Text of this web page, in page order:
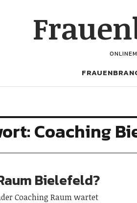
Coaching
Bielefeld?
Coaching Raum wartet